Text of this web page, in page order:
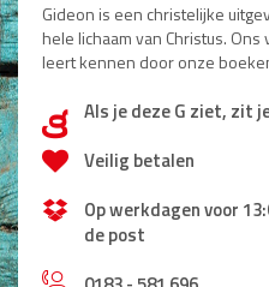
Gideon is een christelijke
hele lichaam van Christus.
leert kennen door onze
dAls je deze G ziet, zit
Veilig betalen
Op werkdagen voor
de post